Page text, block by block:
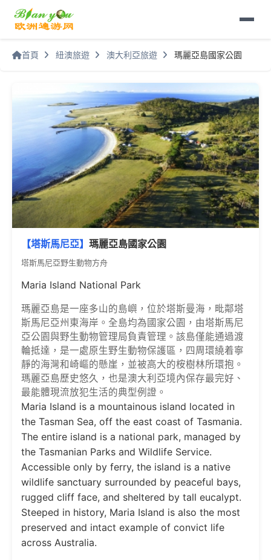
首頁 紐澳旅遊 澳大利亞旅遊 瑪麗亞島國家公園
【塔斯馬尼亞】 瑪麗亞島國家公園
塔斯馬尼亞野生動物方舟
Maria Island National Park
瑪麗亞島是一座多山的島嶼，位於塔斯曼海，毗鄰塔
斯馬尼亞州東海岸。全島均為國家公園，由塔斯馬尼
亞公園與野生動物管理局負責管理。該島僅能通過渡
輪抵達，是一處原生野生動物保護區，四周環繞着寧
靜的海灣和崎嶇的懸崖，並被高大的桉樹林所環抱。
瑪麗亞島歷史悠久，也是澳大利亞境內保存最完好、
最能體現流放犯生活的典型例證。
Maria Island is a mountainous island located in
the Tasman Sea, off the east coast of Tasmania.
The entire island is a national park, managed by
the Tasmanian Parks and Wildlife Service.
Accessible only by ferry, the island is a native
wildlife sanctuary surrounded by peaceful bays,
rugged cliff face, and sheltered by tall eucalypt.
Steeped in history, Maria Island is also the most
preserved and intact example of convict life
across Australia.